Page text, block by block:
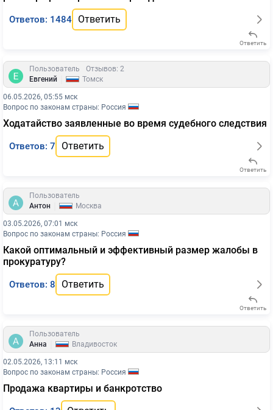
Ответов: 1484 Ответить
Ответить
Пользователь
Отзывов: 2
Евгений
Томск
06.05.2026, 05:55 мск
Вопрос по законам страны: Россия
Ходатайство заявленные во время судебного следствия
Ответов: 7 Ответить
Ответить
Пользователь
Антон
Москва
03.05.2026, 07:01 мск
Вопрос по законам страны: Россия
Какой оптимальный и эффективный размер жалобы в
прокуратуру?
Ответов: 8 Ответить
Ответить
Пользователь
Анна
Владивосток
02.05.2026, 13:11 мск
Вопрос по законам страны: Россия
Продажа квартиры и банкротство